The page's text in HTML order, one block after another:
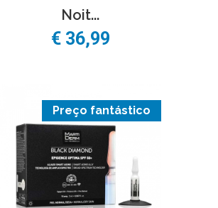
Noit...
€ 36,99
Preço fantástico